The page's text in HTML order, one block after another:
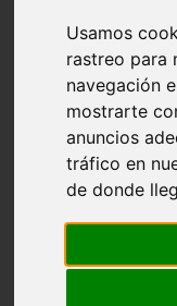
Usamos
rastreo para
navegación
mostrarte
anuncios
tráfico en
de donde
adopci n
higiene
snacks
acuario
comercios
estanques
viajar
cr a
especies invasoras